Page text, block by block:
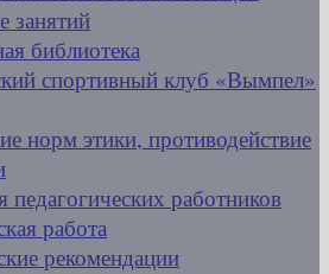
занятий
библиотека
спортивный клуб «Вымпел»
норм этики, противодействие
педагогических работников
работа
рекомендации